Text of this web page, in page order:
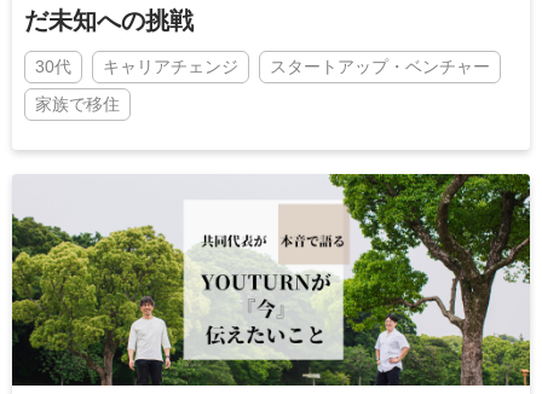
だ未知への挑戦
30代 キャリアチェンジ
スタートアップ・ベンチャー
家族で移住